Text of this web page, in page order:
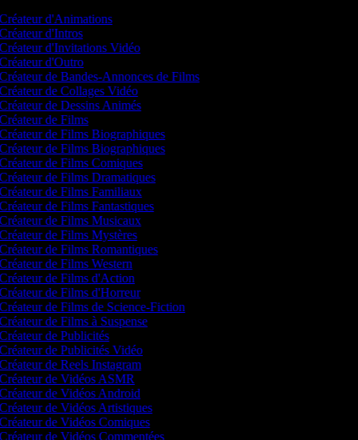
d'Animations
d'Intros
d'Invitations Vidéo
d'Outro
de Bandes-Annonces de Films
de Collages Vidéo
de Dessins Animés
de Films
de Films Biographiques
de Films Biographiques
de Films Comiques
de Films Dramatiques
de Films Familiaux
de Films Fantastiques
de Films Musicaux
de Films Mystères
de Films Romantiques
de Films Western
de Films d'Action
de Films d'Horreur
de Films de Science-Fiction
de Films à Suspense
de Publicités
de Publicités Vidéo
de Reels Instagram
de Vidéos ASMR
de Vidéos Android
de Vidéos Artistiques
de Vidéos Comiques
de Vidéos Commentées